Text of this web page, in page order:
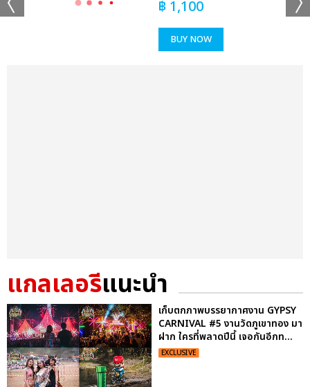
฿ 1,100
BUY NOW
แกลเลอรีแนะนำ
เก็บตกภาพบรรยากาศงาน GYPSY
CARNIVAL #5 งานวัดภูเขาทอง มา
ฝาก ใครที่พลาดปีนี้ เจอกันอีกท...
EXCLUSIVE